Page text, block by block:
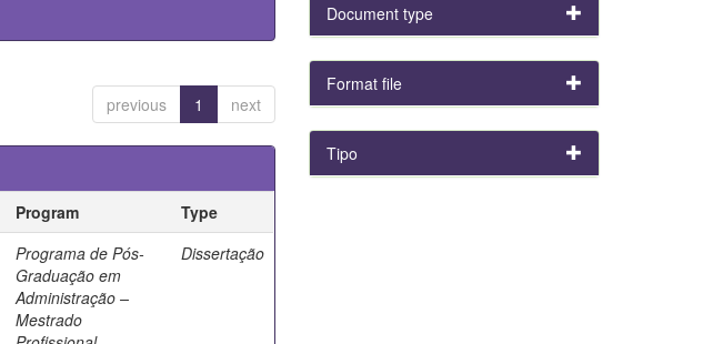
previous 1 next
Program
Type
Programa de Pós-
Graduação em
Administração –
Mestrado
Dissertação
Document type
Format file
Tipo